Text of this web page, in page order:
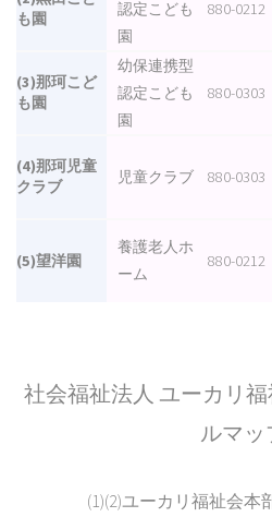
も園
認定こども
園
880-0212
(3)那珂こど
も園
幼保連携型
認定こども
園
880-0303
(4)那珂児童
クラブ
児童クラブ 880-0303
(5)望洋園
養護老人ホ
ーム
880-0212
社会福祉法人 ユーカリ
ルマッ
(1)(2)ユーカリ福祉会本